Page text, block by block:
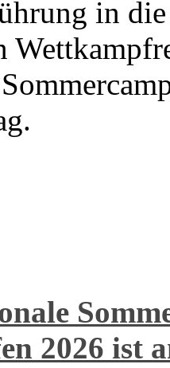
in die
2026 ist